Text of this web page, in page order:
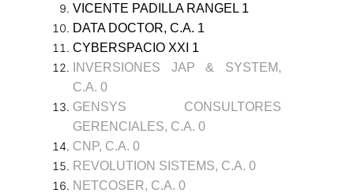
VICENTE PADILLA RANGEL 1
DATA DOCTOR, C.A. 1
CYBERSPACIO XXI 1
INVERSIONES JAP & SYSTEM,
C.A. 0
GENSYS CONSULTORES
GERENCIALES, C.A. 0
CNP, C.A. 0
REVOLUTION SISTEMS, C.A. 0
NETCOSER, C.A. 0